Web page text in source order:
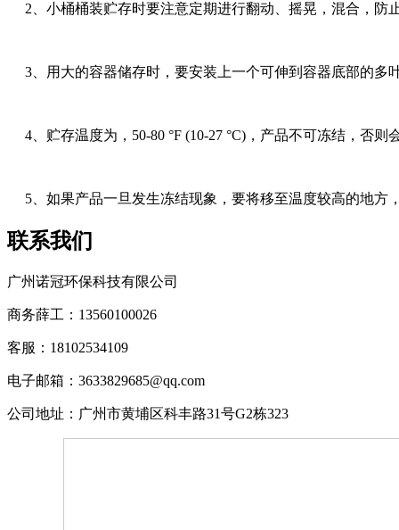
2、小桶桶装贮存时要注意定期进行翻动、摇晃，混合，防
3、用大的容器储存时，要安装上一个可伸到容器底部的
4、贮存温度为，50-80 °F (10-27 °C)，产品不可冻结，否则
5、如果产品一旦发生冻结现象，要将移至温度较高的地方
联系我们
广州诺冠环保科技有限公司
商务薛工：13560100026
客服：18102534109
电子邮箱：3633829685@qq.com
公司地址：广州市黄埔区科丰路31号G2栋323